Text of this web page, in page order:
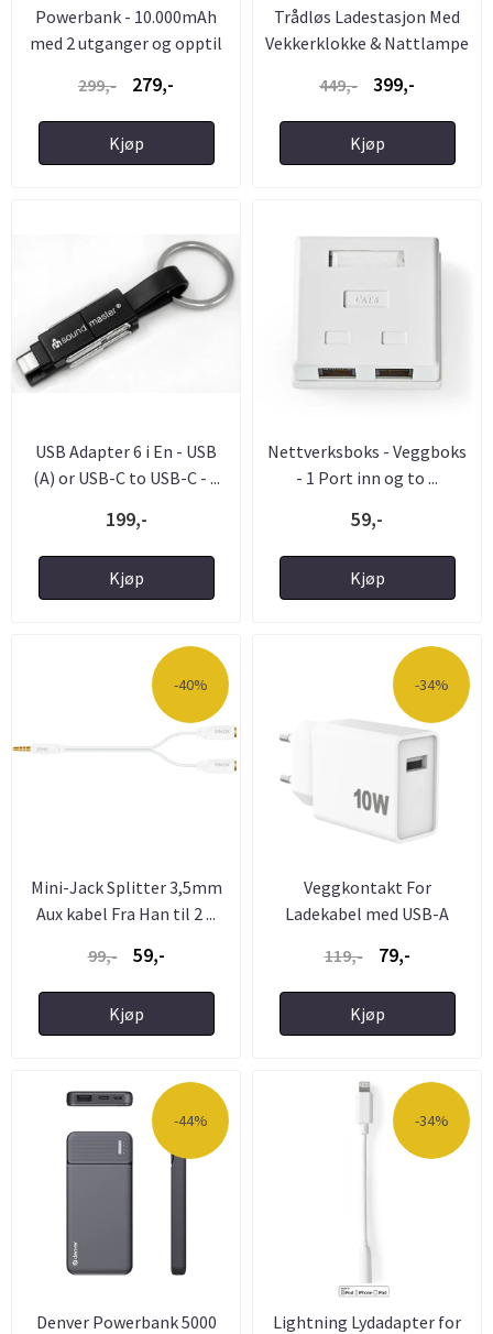
Powerbank - 10.000mAh
med 2 utganger og opptil
299,- 279,-
Kjøp
Trådløs Ladestasjon Med
Vekkerklokke & Nattlampe
449,-
399,-
Kjøp
USB Adapter 6 i En - USB
(A) or USB-C to USB-C - ...
199,-
Kjøp
Nettverksboks - Veggboks
- 1 Port inn og to ...
59,-
Kjøp
-40%
Mini-Jack Splitter 3,5mm
Aux kabel Fra Han til 2 ...
99,-
59,-
Kjøp
-34%
Veggkontakt For
Ladekabel med USB-A
119,-
79,-
Kjøp
-44%
Denver Powerbank 5000
-34%
Lightning Lydadapter for